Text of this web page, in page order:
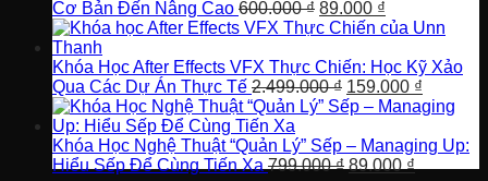
Cơ Bản Đến Nâng Cao 600.000₫ Giá
gốc
600.000 ₫.
89.000 ₫
hiện
là:
89.000 ₫.
Khóa Học After Effects VFX Thực Chiến: Học Kỹ Xảo
Qua Các Dự Án Thực Tế 2.499.000₫ Giá
gốc
2.499.000 ₫.
159.000 ₫
hiện
là:
Khóa Học Nghệ Thuật “Quản Lý” Sếp – Managing Up:
Hiểu Sếp Để Cùng Tiến Xa 799.000₫ Giá
89.000₫